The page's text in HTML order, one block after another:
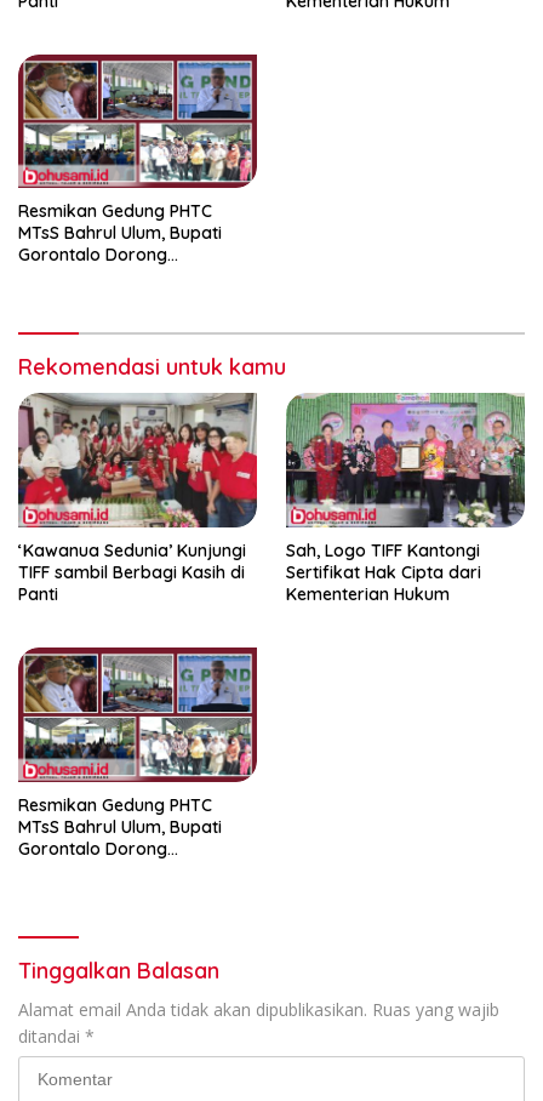
Resmikan Gedung PHTC
MTsS Bahrul Ulum, Bupati
Gorontalo Dorong
Rekomendasi untuk kamu
‘Kawanua Sedunia’ Kunjungi
TIFF sambil Berbagi Kasih di
Panti
Sah, Logo TIFF Kantongi
Sertifikat Hak Cipta dari
Kementerian Hukum
Resmikan Gedung PHTC
MTsS Bahrul Ulum, Bupati
Gorontalo Dorong
Tinggalkan Balasan
Alamat email Anda tidak akan dipublikasikan. Ruas yang wajib
ditandai *